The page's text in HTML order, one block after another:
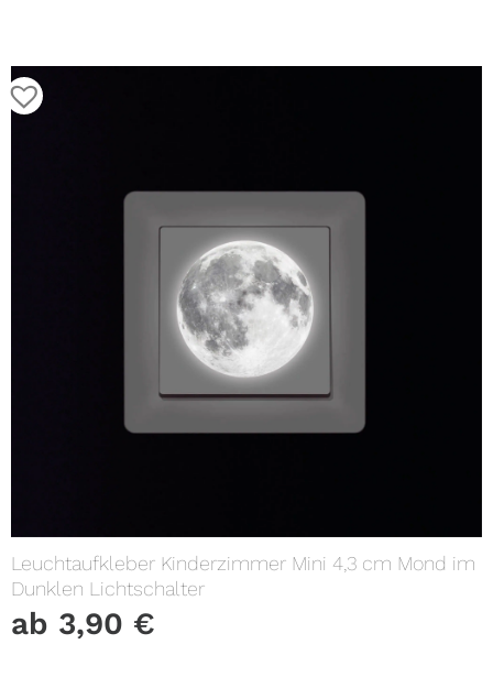
Leuchtaufkleber Kinderzimmer Mini 4,3 cm Mond im
Dunklen Lichtschalter
ab 3,90 €